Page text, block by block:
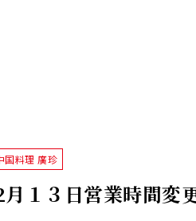
国料理 廣珍
月１３日営業時間変